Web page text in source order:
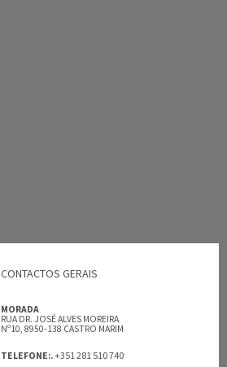
CONTACTOS GERAIS
MORADA
RUA DR. JOSÉ ALVES MOREIRA
Nº10, 8950-138 CASTRO MARIM
TELEFONE:.+351 281 510 740